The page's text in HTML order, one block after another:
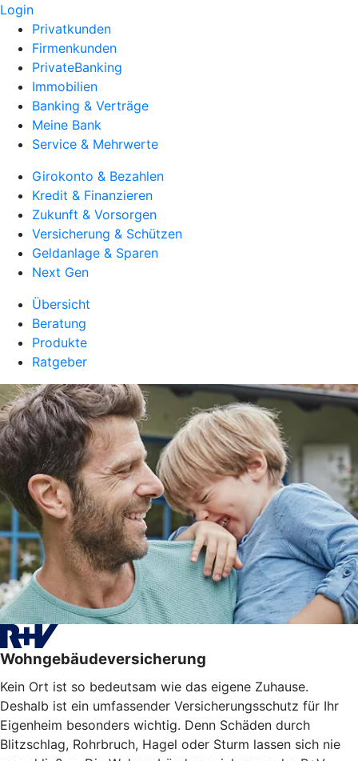
Login
Privatkunden
Firmenkunden
PrivateBanking
Immobilien
Banking & Verträge
Meine Bank
Service & Mehrwerte
Girokonto & Bezahlen
Kredit & Finanzieren
Zukunft & Vorsorgen
Versicherung & Schützen
Geldanlage & Sparen
Next Gen
Übersicht
Beratung
Produkte
Ratgeber
Wohngebäudeversicherung
Kein Ort ist so bedeutsam wie das eigene Zuhause.
Deshalb ist ein umfassender Versicherungsschutz für Ihr
Eigenheim besonders wichtig. Denn Schäden durch
Blitzschlag, Rohrbruch, Hagel oder Sturm lassen sich nie